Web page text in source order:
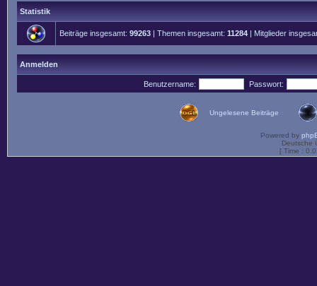
Statistik
Beiträge insgesamt: 99263 | Themen insgesamt: 11284 | Mitglieder
Anmelden
Benutzername: Passwort:
Ungelesene Beiträge
Powered by
Deutsche
[ Time :